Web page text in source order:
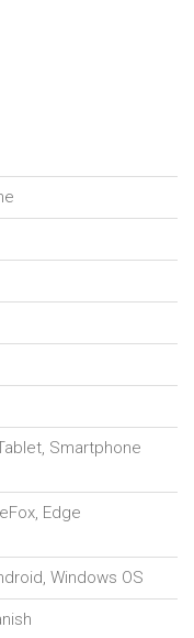
Smartphone
Edge
Windows OS